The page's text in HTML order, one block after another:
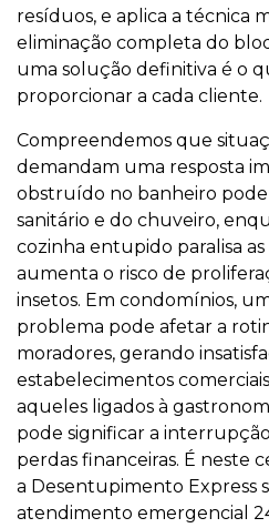
resíduos, e aplica a técnica
eliminação completa do
uma solução definitiva é o
proporcionar a cada cliente.
Compreendemos que
demandam uma resposta
obstruído no banheiro
sanitário e do chuveiro,
cozinha entupido paralisa
aumenta o risco de
insetos. Em condomínios,
problema pode afetar a
moradores, gerando
estabelecimentos
aqueles ligados à
pode significar a
perdas financeiras. É neste
a Desentupimento Express
atendimento emergencial